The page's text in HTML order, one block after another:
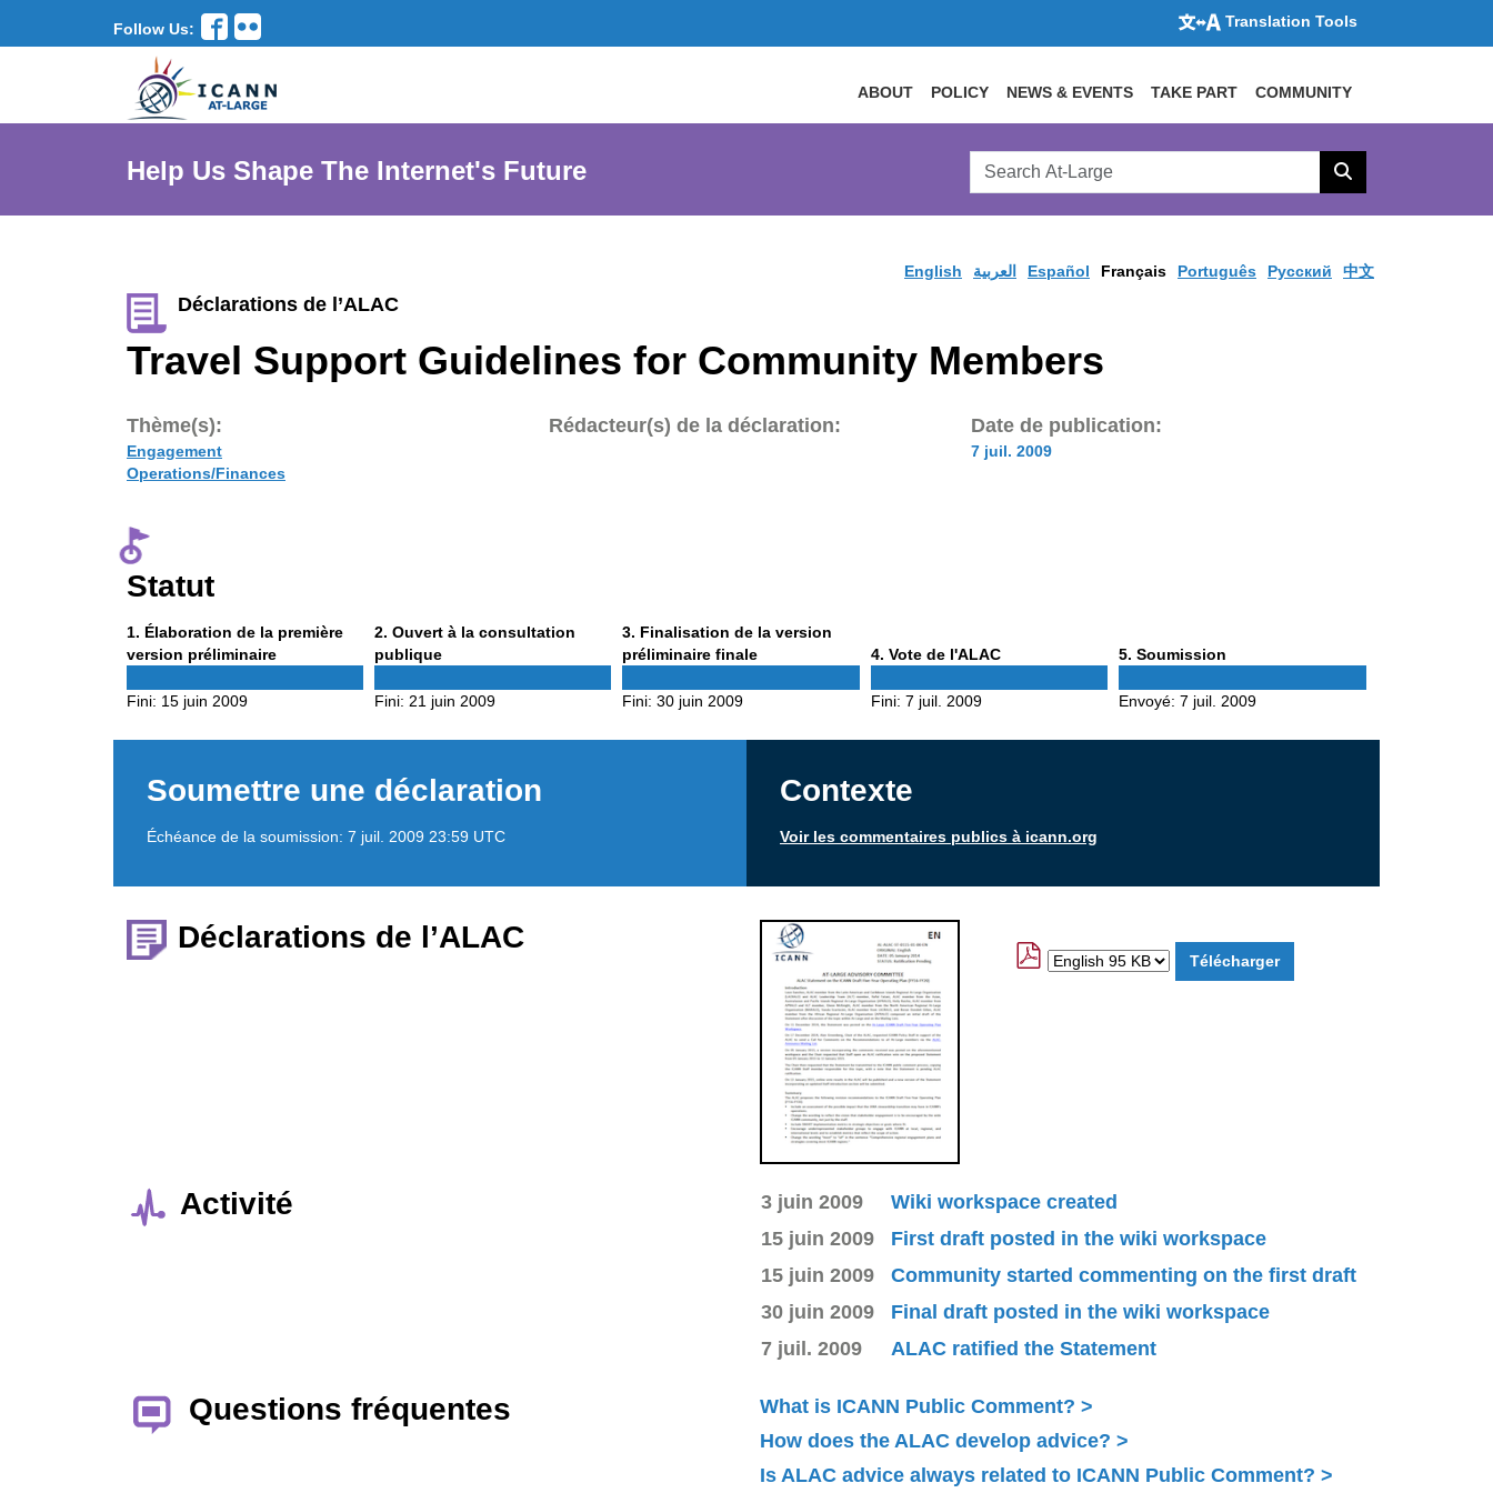
Follow Us: Translation Tools
ABOUT POLICY NEWS & EVENTS TAKE PART COMMUNITY
Help Us Shape The Internet's Future
Search
AtLarge
Search
English العربية Español Français Português Pусский 中文
Déclarations de l’ALAC
Travel Support Guidelines for Community Members
Thème(s):
Engagement
Operations/Finances
Rédacteur(s) de la déclaration: Date de publication:
7 juil. 2009
Statut
1 Phase
1
. Élaboration de la première
version préliminaire
Fini: 15 juin 2009
2 Phase
2
. Ouvert à la consultation
publique
Fini:21 juin 2009
3Phase
3
. Finalisation de la version
préliminaire finale
Fini:30 juin 2009
4Phase
. Vote de l'ALAC
Fini: 7 juil. 2009
5Phase
. Soumission
Envoyé: 7 juil. 2009
Soumettre une déclaration
Échéance de la soumission: 7 juil. 2009 23:59 UTC
Contexte
Voir les commentaires publics à icann.org
Déclarations de l’ALAC
Activité 3 juin 2009
Wiki workspace created
15 juin 2009
First draft posted in the wiki workspace
15 juin 2009
Community started commenting on the first draft
30 juin 2009
Final draft posted in the wiki workspace
7 juil. 2009
ALAC ratified the Statement
Questions fréquentes
What is ICANN Public Comment?
How does the ALAC develop advice?
Is ALAC advice always related to ICANN Public Comment?